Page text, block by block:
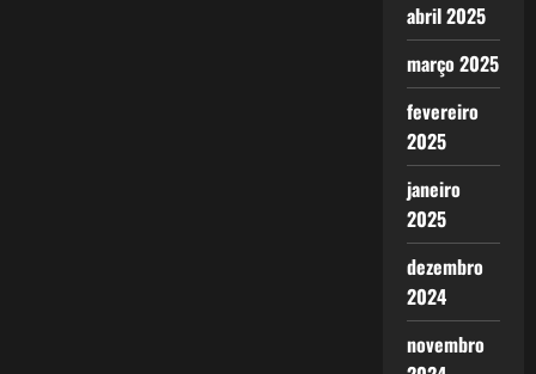
abril 2025
março 2025
fevereiro
2025
janeiro
2025
dezembro
2024
novembro